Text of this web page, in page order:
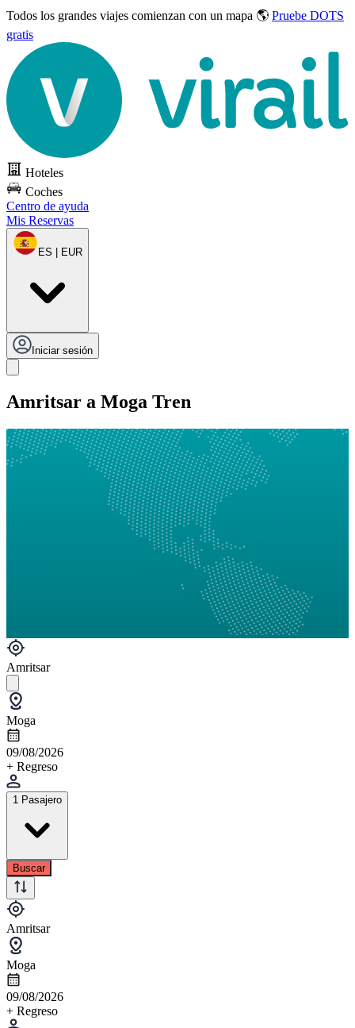
Todos los grandes viajes comienzan con un mapa 🌎 Pruebe DOTS
gratis
Hoteles
Coches
Centro de ayuda
Mis Reservas
ES | EUR
Iniciar sesión
Amritsar a Moga Tren
Amritsar
Moga
09/08/2026
+ Regreso
1 Pasajero
Buscar
Amritsar
Moga
09/08/2026
+ Regreso